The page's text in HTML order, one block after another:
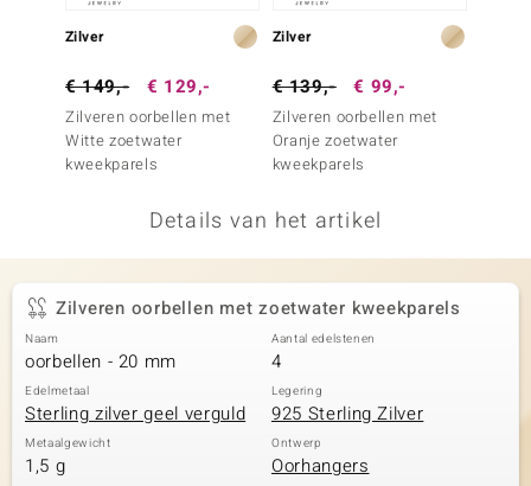
Zilver
€ 149,- € 129,-
Zilveren oorbellen met
Witte zoetwater
kweekparels
Zilver
€ 139,- € 99,-
Zilveren oorbellen met
Oranje zoetwater
kweekparels
Details van het artikel
Zilveren oorbellen met zoetwater kweekparels
Naam
oorbellen - 20 mm
Aantal edelstenen
4
Edelmetaal
Sterling zilver geel verguld
Legering
925 Sterling Zilver
Metaalgewicht
1,5 g
Ontwerp
Oorhangers